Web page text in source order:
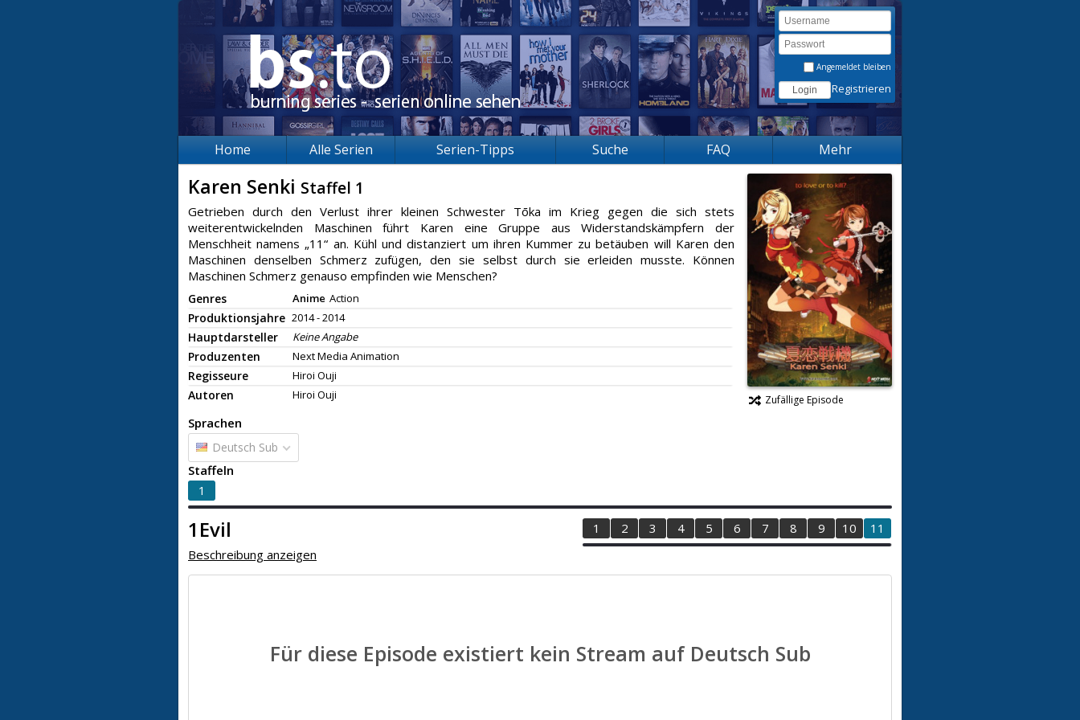
Angemeldet bleiben
Registrieren
Home Alle Serien Serien-Tipps Suche FAQ Mehr
Karen Senki Staffel 1
Getrieben durch den Verlust ihrer kleinen Schwester Tōka im Krieg gegen die sich stets
weiterentwickelnden Maschinen führt Karen eine Gruppe aus Widerstandskämpfern der
Menschheit namens „11“ an. Kühl und distanziert um ihren Kummer zu betäuben will Karen den
Maschinen denselben Schmerz zufügen, den sie selbst durch sie erleiden musste. Können
Maschinen Schmerz genauso empfinden wie Menschen?
Genres Anime Action
Produktionsjahre 2014 - 2014
Hauptdarsteller Keine Angabe
Produzenten Next Media Animation
Regisseure Hiroi Ouji
Autoren Hiroi Ouji Zufällige Episode
Sprachen
Deutsch Sub
Staffeln
1
1Evil 1 2 3 4 5 6 7 8 9 10
11
Beschreibung anzeigen
Für diese Episode existiert kein Stream auf Deutsch Sub